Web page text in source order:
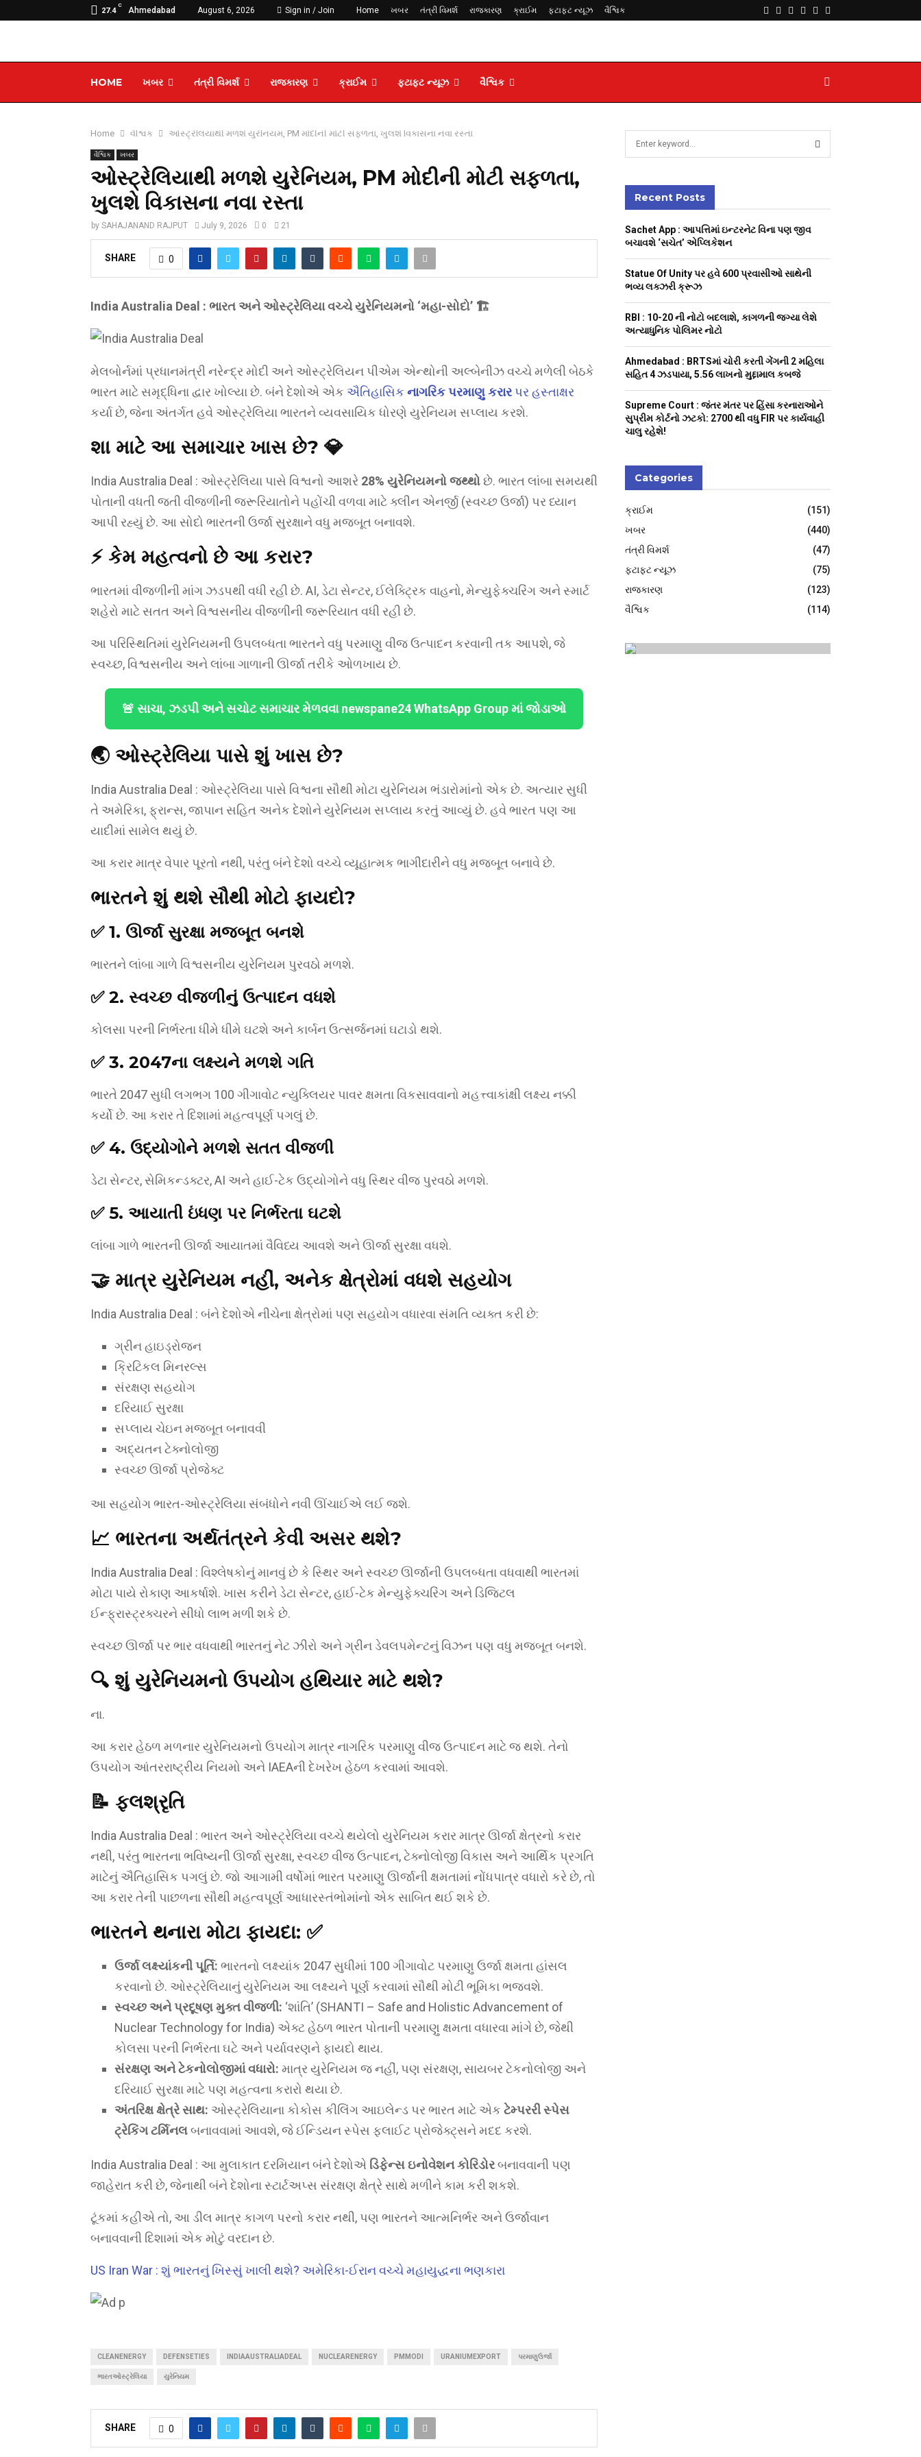
27.4
C
Ahmedabad August 6, 2026 Sign in / Join Home ખબર તંત્રી વિમર્શ રાજકારણ ક્રાઈમ ફટાફટ ન્યૂઝ વૈશ્વિક Facebook
TwitterInstagram
YoutubeTelegram
HOME ખબર તંત્રી વિમર્શ રાજકારણ ક્રાઈમ ફટાફટ ન્યૂઝ વૈશ્વિક
Home વૈશ્વિક ઓસ્ટ્રેલિયાથી મળશે યુરેનિયમ, PM મોદીની મોટી સફળતા, ખુલશે વિકાસના નવા રસ્તા
વૈશ્વિક ખબર
ઓસ્ટ્રેલિયાથી મળશે યુરેનિયમ, PM મોદીની મોટી સફળતા,
ખુલશે વિકાસના નવા રસ્તા
by SAHAJANAND RAJPUT July 9, 2026 0 21
SHARE 0
India Australia Deal : ભારત અને ઓસ્ટ્રેલિયા વચ્ચે યુરેનિયમનો ‘મહા-સોદો’ 🏗️
મેલબોર્નમાં પ્રધાનમંત્રી નરેન્દ્ર મોદી અને ઓસ્ટ્રેલિયન પીએમ એન્થોની અલ્બેનીઝ વચ્ચે મળેલી બેઠકે
ભારત માટે સમૃદ્ધિના દ્વાર ખોલ્યા છે. બંને દેશોએ એક ઐતિહાસિક નાગરિક પરમાણુ કરારપર હસ્તાક્ષર
કર્યા છે, જેના અંતર્ગત હવે ઓસ્ટ્રેલિયા ભારતને વ્યવસાયિક ધોરણે યુરેનિયમ સપ્લાય કરશે.
શા માટે આ સમાચાર ખાસ છે? 💎
India Australia Deal : ઓસ્ટ્રેલિયા પાસે વિશ્વનો આશરે 28% યુરેનિયમનો જથ્થોછે. ભારત લાંબા સમયથી
પોતાની વધતી જતી વીજળીની જરૂરિયાતોને પહોંચી વળવા માટે ક્લીન એનર્જી (સ્વચ્છ ઉર્જા) પર ધ્યાન
આપી રહ્યું છે. આ સોદો ભારતની ઉર્જા સુરક્ષાને વધુ મજબૂત બનાવશે.
⚡ કેમ મહત્વનો છે આ કરાર?
ભારતમાં વીજળીની માંગ ઝડપથી વધી રહી છે. AI, ડેટા સેન્ટર, ઈલેક્ટ્રિક વાહનો, મેન્યુફેક્ચરિંગ અને સ્માર્ટ
શહેરો માટે સતત અને વિશ્વસનીય વીજળીની જરૂરિયાત વધી રહી છે.
આ પરિસ્થિતિમાં યુરેનિયમની ઉપલબ્ધતા ભારતને વધુ પરમાણુ વીજ ઉત્પાદન કરવાની તક આપશે, જે
સ્વચ્છ, વિશ્વસનીય અને લાંબા ગાળાની ઊર્જા તરીકે ઓળખાય છે.
🚨 સાચા, ઝડપી અને સચોટ સમાચાર મેળવવા newspane24 WhatsApp Group માં જોડાઓ
🌏 ઓસ્ટ્રેલિયા પાસે શું ખાસ છે?
India Australia Deal : ઓસ્ટ્રેલિયા પાસે વિશ્વના સૌથી મોટા યુરેનિયમ ભંડારોમાંનો એક છે. અત્યાર સુધી
તે અમેરિકા, ફ્રાન્સ, જાપાન સહિત અનેક દેશોને યુરેનિયમ સપ્લાય કરતું આવ્યું છે. હવે ભારત પણ આ
યાદીમાં સામેલ થયું છે.
આ કરાર માત્ર વેપાર પૂરતો નથી, પરંતુ બંને દેશો વચ્ચે વ્યૂહાત્મક ભાગીદારીને વધુ મજબૂત બનાવે છે.
ભારતને શું થશે સૌથી મોટો ફાયદો?
✅ 1. ઊર્જા સુરક્ષા મજબૂત બનશે
ભારતને લાંબા ગાળે વિશ્વસનીય યુરેનિયમ પુરવઠો મળશે.
✅ 2. સ્વચ્છ વીજળીનું ઉત્પાદન વધશે
કોલસા પરની નિર્ભરતા ધીમે ધીમે ઘટશે અને કાર્બન ઉત્સર્જનમાં ઘટાડો થશે.
✅ 3. 2047ના લક્ષ્યને મળશે ગતિ
ભારતે 2047 સુધી લગભગ 100 ગીગાવોટ ન્યુક્લિયર પાવર ક્ષમતા વિકસાવવાનો મહત્ત્વાકાંક્ષી લક્ષ્ય નક્કી
કર્યો છે. આ કરાર તે દિશામાં મહત્વપૂર્ણ પગલું છે.
✅ 4. ઉદ્યોગોને મળશે સતત વીજળી
ડેટા સેન્ટર, સેમિકન્ડક્ટર, AI અને હાઈ-ટેક ઉદ્યોગોને વધુ સ્થિર વીજ પુરવઠો મળશે.
✅ 5. આયાતી ઇંધણ પર નિર્ભરતા ઘટશે
લાંબા ગાળે ભારતની ઊર્જા આયાતમાં વૈવિધ્ય આવશે અને ઊર્જા સુરક્ષા વધશે.
🤝 માત્ર યુરેનિયમ નહીં, અનેક ક્ષેત્રોમાં વધશે સહયોગ
India Australia Deal : બંને દેશોએ નીચેના ક્ષેત્રોમાં પણ સહયોગ વધારવા સંમતિ વ્યક્ત કરી છે:
ગ્રીન હાઇડ્રોજન
ક્રિટિકલ મિનરલ્સ
સંરક્ષણ સહયોગ
દરિયાઈ સુરક્ષા
સપ્લાય ચેઇન મજબૂત બનાવવી
અદ્યતન ટેક્નોલોજી
સ્વચ્છ ઊર્જા પ્રોજેક્ટ
આ સહયોગ ભારત-ઓસ્ટ્રેલિયા સંબંધોને નવી ઊંચાઈએ લઈ જશે.
📈 ભારતના અર્થતંત્રને કેવી અસર થશે?
India Australia Deal : વિશ્લેષકોનું માનવું છે કે સ્થિર અને સ્વચ્છ ઊર્જાની ઉપલબ્ધતા વધવાથી ભારતમાં
મોટા પાયે રોકાણ આકર્ષાશે. ખાસ કરીને ડેટા સેન્ટર, હાઈ-ટેક મેન્યુફેક્ચરિંગ અને ડિજિટલ
ઈન્ફ્રાસ્ટ્રક્ચરને સીધો લાભ મળી શકે છે.
સ્વચ્છ ઊર્જા પર ભાર વધવાથી ભારતનું નેટ ઝીરો અને ગ્રીન ડેવલપમેન્ટનું વિઝન પણ વધુ મજબૂત બનશે.
🔍 શું યુરેનિયમનો ઉપયોગ હથિયાર માટે થશે?
ના.
આ કરાર હેઠળ મળનાર યુરેનિયમનો ઉપયોગ માત્ર નાગરિક પરમાણુ વીજ ઉત્પાદન માટે જ થશે. તેનો
ઉપયોગ આંતરરાષ્ટ્રીય નિયમો અને IAEAની દેખરેખ હેઠળ કરવામાં આવશે.
📝 ફલશ્રૃતિ
India Australia Deal : ભારત અને ઓસ્ટ્રેલિયા વચ્ચે થયેલો યુરેનિયમ કરાર માત્ર ઊર્જા ક્ષેત્રનો કરાર
નથી, પરંતુ ભારતના ભવિષ્યની ઊર્જા સુરક્ષા, સ્વચ્છ વીજ ઉત્પાદન, ટેક્નોલોજી વિકાસ અને આર્થિક પ્રગતિ
માટેનું ઐતિહાસિક પગલું છે. જો આગામી વર્ષોમાં ભારત પરમાણુ ઊર્જાની ક્ષમતામાં નોંધપાત્ર વધારો કરે છે, તો
આ કરાર તેની પાછળના સૌથી મહત્વપૂર્ણ આધારસ્તંભોમાંનો એક સાબિત થઈ શકે છે.
ભારતને થનારા મોટા ફાયદા: ✅
ઉર્જા લક્ષ્યાંકની પૂર્તિ: ભારતનો લક્ષ્યાંક 2047 સુધીમાં 100 ગીગાવોટ પરમાણુ ઉર્જા ક્ષમતા હાંસલ
કરવાનો છે. ઓસ્ટ્રેલિયાનું યુરેનિયમ આ લક્ષ્યને પૂર્ણ કરવામાં સૌથી મોટી ભૂમિકા ભજવશે.
સ્વચ્છ અને પ્રદૂષણ મુક્ત વીજળી: ‘શાંતિ’ (SHANTI – Safe and Holistic Advancement of
Nuclear Technology for India) એક્ટ હેઠળ ભારત પોતાની પરમાણુ ક્ષમતા વધારવા માંગે છે, જેથી
કોલસા પરની નિર્ભરતા ઘટે અને પર્યાવરણને ફાયદો થાય.
સંરક્ષણ અને ટેકનોલોજીમાં વધારો: માત્ર યુરેનિયમ જ નહીં, પણ સંરક્ષણ, સાયબર ટેકનોલોજી અને
દરિયાઈ સુરક્ષા માટે પણ મહત્વના કરારો થયા છે.
અંતરિક્ષ ક્ષેત્રે સાથ: ઓસ્ટ્રેલિયાના કોકોસ કીલિંગ આઇલેન્ડ પર ભારત માટે એક ટેમ્પરરી સ્પેસ
ટ્રેકિંગ ટર્મિનલબનાવવામાં આવશે, જે ઈન્ડિયન સ્પેસ ફ્લાઈટ પ્રોજેક્ટ્સને મદદ કરશે.
India Australia Deal : આ મુલાકાત દરમિયાન બંને દેશોએ ડિફેન્સ ઇનોવેશન કોરિડોરબનાવવાની પણ
જાહેરાત કરી છે, જેનાથી બંને દેશોના સ્ટાર્ટઅપ્સ સંરક્ષણ ક્ષેત્રે સાથે મળીને કામ કરી શકશે.
ટૂંકમાં કહીએ તો, આ ડીલ માત્ર કાગળ પરનો કરાર નથી, પણ ભારતને આત્મનિર્ભર અને ઉર્જાવાન
બનાવવાની દિશામાં એક મોટું વરદાન છે.
US Iran War : શું ભારતનું ખિસ્સું ખાલી થશે? અમેરિકા-ઈરાન વચ્ચે મહાયુદ્ધના ભણકારા
CLEANENERGY DEFENSETIES INDIAAUSTRALIADEAL NUCLEARENERGY PMMODI URANIUMEXPORT પરમાણુઉર્જા
ભારતઓસ્ટ્રેલિયા યુરેનિયમ
SHARE 0
h
f
o
Recent Posts
Sachet App : આપત્તિમાં ઇન્ટરનેટ વિના પણ જીવ
બચાવશે ‘સચેત’ એપ્લિકેશન
Statue Of Unity પર હવે 600 પ્રવાસીઓ સાથેની
ભવ્ય લક્ઝરી ક્રૂઝ
RBI : ₹10-20 ની નોટો બદલાશે, કાગળની જગ્યા લેશે
અત્યાધુનિક પોલિમર નોટો
Ahmedabad : BRTSમાં ચોરી કરતી ગેંગની 2 મહિલા
સહિત 4 ઝડપાયા, ₹5.56 લાખનો મુદ્દામાલ કબજે
Supreme Court : જંતર મંતર પર હિંસા કરનારાઓને
સુપ્રીમ કોર્ટનો ઝટકો: 2700 થી વધુ FIR પર કાર્યવાહી
ચાલુ રહેશે!
Categories
ક્રાઈમ
(151)
ખબર
(440)
તંત્રી વિમર્શ
(47)
ફટાફટ ન્યૂઝ
(75)
રાજકારણ
(123)
વૈશ્વિક
(114)